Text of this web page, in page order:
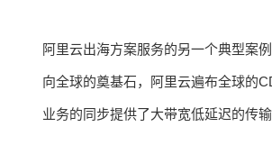
阿里云出海方案服务的另一个典型案
向全球的奠基石，阿里云遍布全球的
业务的同步提供了大带宽低延迟的传输